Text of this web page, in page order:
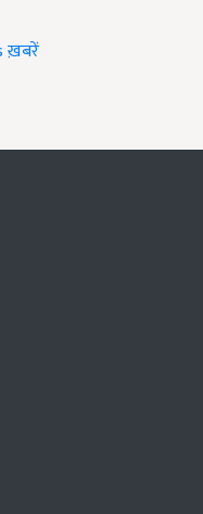
ख़बरें